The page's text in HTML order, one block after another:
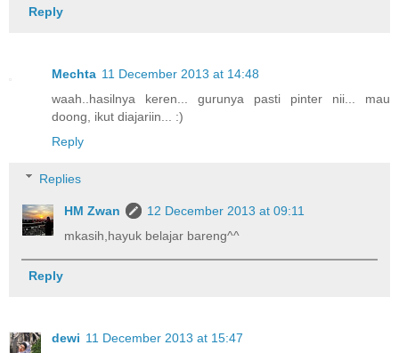
Reply
Mechta 11 December 2013 at 14:48
waah..hasilnya keren... gurunya pasti pinter nii... mau
doong, ikut diajariin... :)
Reply
Replies
HM Zwan
12 December 2013 at 09:11
mkasih,hayuk belajar bareng^^
Reply
dewi 11 December 2013 at 15:47